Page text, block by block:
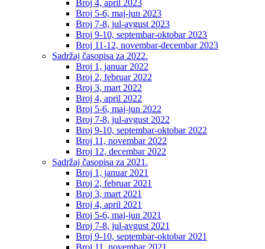
Broj 4, april 2023
Broj 5-6, maj-jun 2023
Broj 7-8, jul-avgust 2023
Broj 9-10, septembar-oktobar 2023
Broj 11-12, novembar-decembar 2023
Sadržaj časopisa za 2022.
Broj 1, januar 2022
Broj 2, februar 2022
Broj 3, mart 2022
Broj 4, april 2022
Broj 5-6, maj-jun 2022
Broj 7-8, jul-avgust 2022
Broj 9-10, septembar-oktobar 2022
Broj 11, novembar 2022
Broj 12, decembar 2022
Sadržaj časopisa za 2021.
Broj 1, januar 2021
Broj 2, februar 2021
Broj 3, mart 2021
Broj 4, april 2021
Broj 5-6, maj-jun 2021
Broj 7-8, jul-avgust 2021
Broj 9-10, septembar-oktobar 2021
Broj 11, novembar 2021